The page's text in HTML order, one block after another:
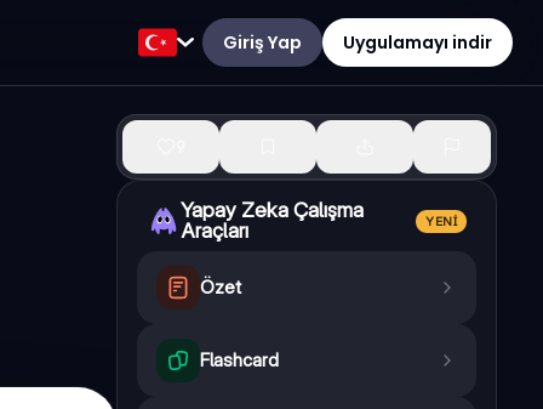
Giriş Yap Uygulamayı indir
Yapay Zeka Çalışma
Araçları
YENI
Özet
Flashcard